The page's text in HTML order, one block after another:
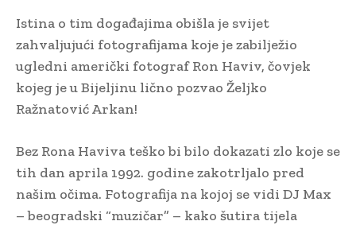
Istina o tim događajima obišla je svijet
zahvaljujući fotografijama koje je zabilježio
ugledni američki fotograf Ron Haviv, čovjek
kojeg je u Bijeljinu lično pozvao Željko
Ražnatović Arkan!
Bez Rona Haviva teško bi bilo dokazati zlo koje se
tih dan aprila 1992. godine zakotrljalo pred
našim očima. Fotografija na kojoj se vidi DJ Max
– beogradski “muzičar” – kako šutira tijela